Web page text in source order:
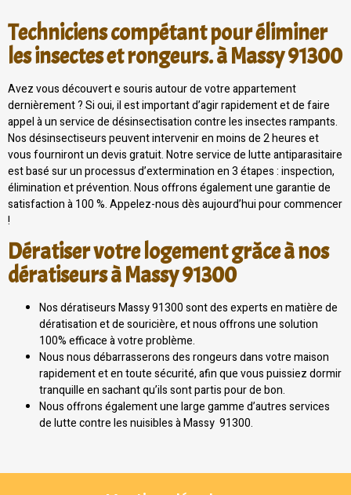
Techniciens compétant pour éliminer
les insectes et rongeurs. à Massy 91300
Avez vous découvert e souris autour de votre appartement
dernièrement ? Si oui, il est important d’agir rapidement et de faire
appel à un service de désinsectisation contre les insectes rampants.
Nos désinsectiseurs peuvent intervenir en moins de 2 heures et
vous fourniront un devis gratuit. Notre service de lutte antiparasitaire
est basé sur un processus d’extermination en 3 étapes : inspection,
élimination et prévention. Nous offrons également une garantie de
satisfaction à 100 %. Appelez-nous dès aujourd’hui pour commencer
!
Dératiser votre logement grâce à nos
dératiseurs à Massy 91300
Nos dératiseurs Massy 91300 sont des experts en matière de
dératisation et de souricière, et nous offrons une solution
100% efficace à votre problème.
Nous nous débarrasserons des rongeurs dans votre maison
rapidement et en toute sécurité, afin que vous puissiez dormir
tranquille en sachant qu’ils sont partis pour de bon.
Nous offrons également une large gamme d’autres services
de lutte contre les nuisibles à Massy 91300.